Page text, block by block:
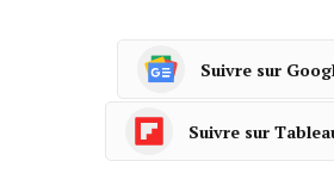
Suivre sur
Suivre sur